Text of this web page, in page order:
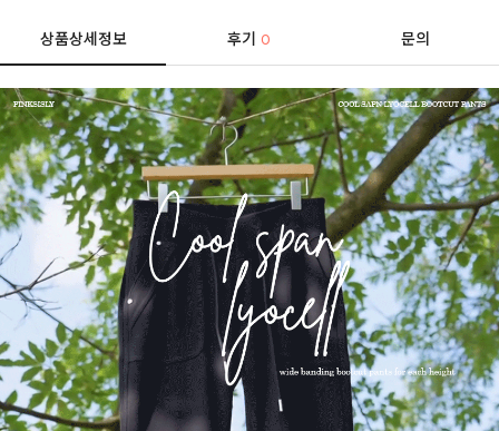
상품상세정보 후기0 문의